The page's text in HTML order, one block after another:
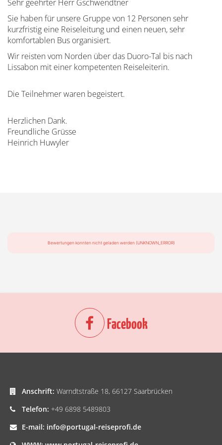
Sehr geehrter Herr Gschwendtner
Sie haben für unsere Gruppe von 12 Personen sehr
kurzfristig eine Reiseleitung und einen neuen, sehr
komfortablen Bus organisiert.
Wir reisten vom Norden über das Duoro-Tal bis nach
Lissabon mit einer kompetenten Reiseleiterin.
Die Teilnehmer waren begeistert.
Herzlichen Dank.
Freundliche Grüsse
Heinrich Huwyler
Bewertungen konnten nicht geladen werden (UNKNOWN_ERROR)
Facebook
Anschrift: Warndtstraße 18, 66127 Saarbrücken
Telefon: +49 6898 5489803
E-mail: info@portugal-reiseprofi.de